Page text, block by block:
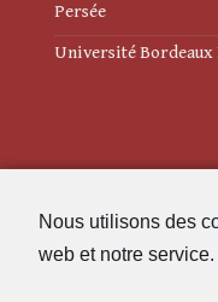
Nous utilisons des
web et notre service.
Persée
Université
Politique de cookies